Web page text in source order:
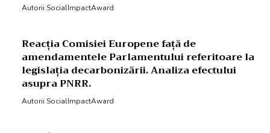
Autorii SocialImpactAward
Reacția Comisiei Europene față de
amendamentele Parlamentului referitoare la
legislația decarbonizării. Analiza efectului
asupra PNRR.
Autorii SocialImpactAward